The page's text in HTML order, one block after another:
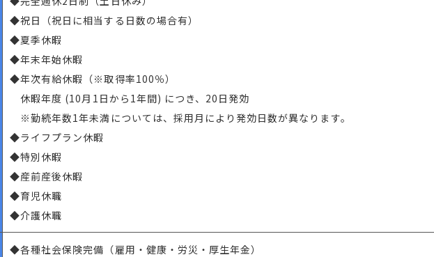
◆祝日（祝日に相当する日数の場合有）
◆夏季休暇
◆年末年始休暇
◆年次有給休暇（※取得率100％）
休暇年度 (10月1日から1年間) につき、20日発効
※勤続年数1年未満については、採用月により発効日数が異なります。
◆ライフプラン休暇
◆特別休暇
◆産前産後休暇
◆育児休職
◆介護休職
◆各種社会保険完備（雇用・健康・労災・厚生年金）